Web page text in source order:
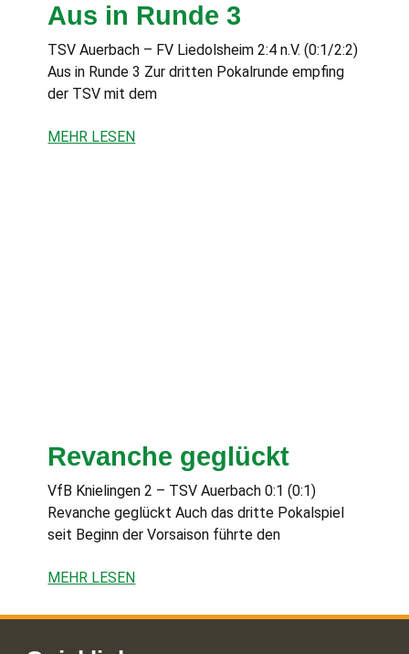
Aus in Runde 3
TSV Auerbach – FV Liedolsheim 2:4 n.V. (0:1/2:2)
Aus in Runde 3 Zur dritten Pokalrunde empfing
der TSV mit dem
MEHR LESEN
Revanche geglückt
VfB Knielingen 2 – TSV Auerbach 0:1 (0:1)
Revanche geglückt Auch das dritte Pokalspiel
seit Beginn der Vorsaison führte den
MEHR LESEN